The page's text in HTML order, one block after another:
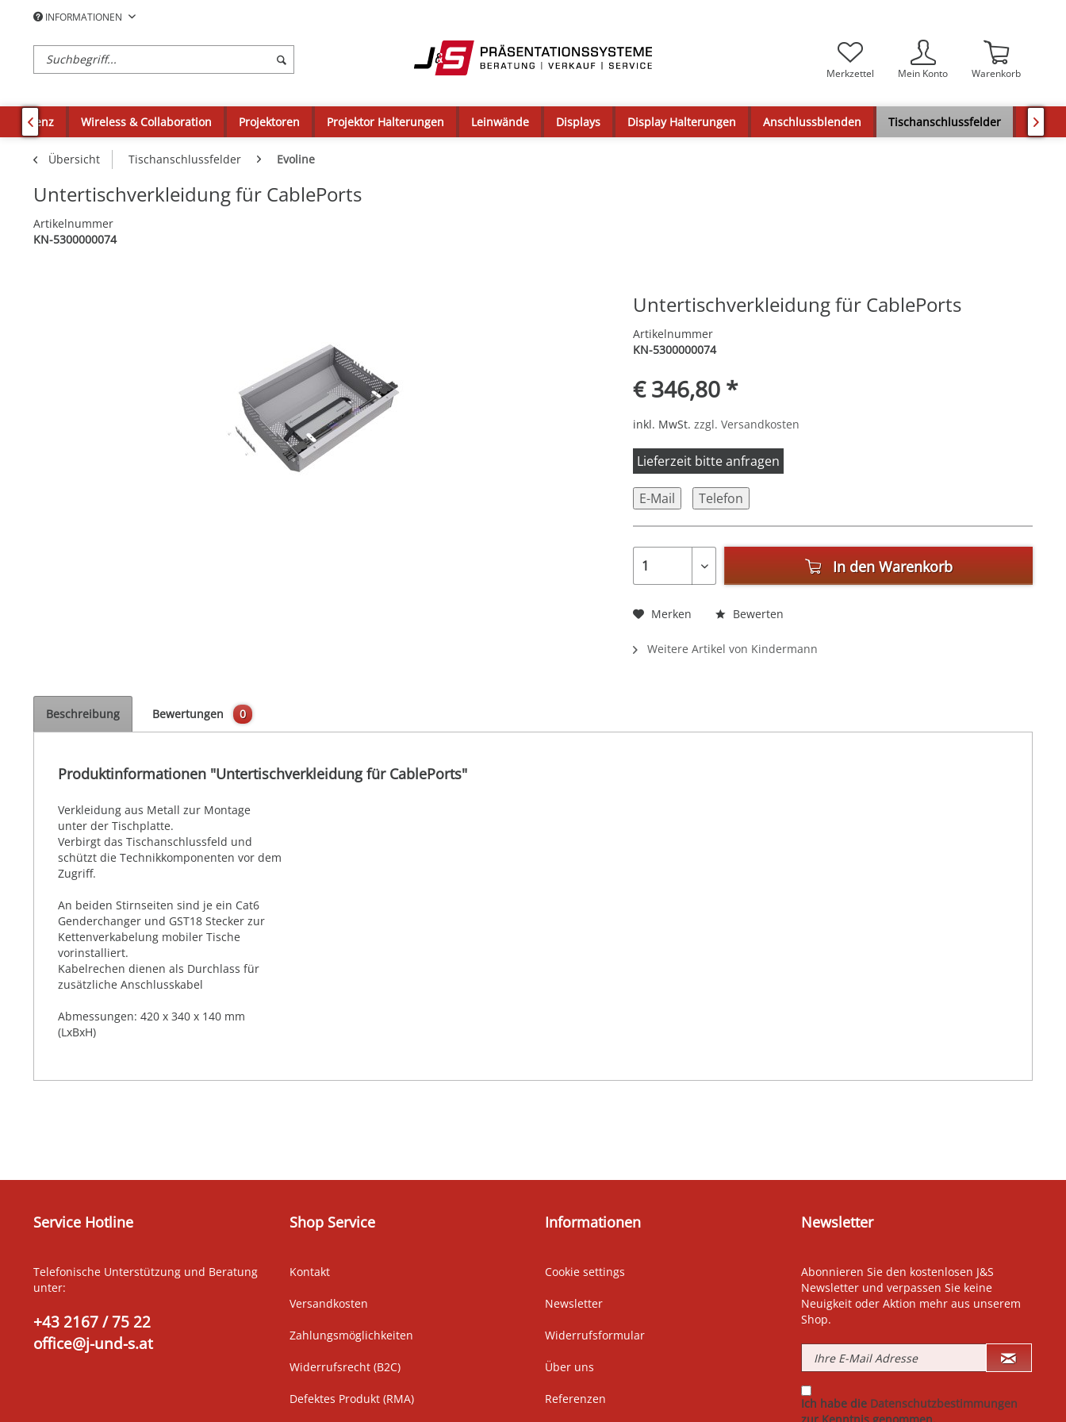
INFORMATIONEN
Merkzettel Mein Konto Warenkorb
Wireless & Collaboration Projektoren Projektor Halterungen Leinwände Displays Display Halterungen Anschlussblenden Tischanschlussfelder
 
Übersicht Tischanschlussfelder Evoline
Untertischverkleidung für CablePorts
Artikelnummer
KN-5300000074
Untertischverkleidung für CablePorts
Artikelnummer
KN-5300000074
€ 346,80 *
inkl. MwSt. zzgl. Versandkosten
Lieferzeit bitte anfragen
E-Mail Telefon
In den Warenkorb
Merken Bewerten
Weitere Artikel von Kindermann
Beschreibung Bewertungen 0
Produktinformationen "Untertischverkleidung für CablePorts"
Verkleidung aus Metall zur Montage
unter der Tischplatte.
Verbirgt das Tischanschlussfeld und
schützt die Technikkomponenten vor dem
Zugriff.
An beiden Stirnseiten sind je ein Cat6
Genderchanger und GST18 Stecker zur
Kettenverkabelung mobiler Tische
vorinstalliert.
Kabelrechen dienen als Durchlass für
zusätzliche Anschlusskabel
Abmessungen: 420 x 340 x 140 mm
(LxBxH)
Service Hotline
Telefonische Unterstützung und Beratung
unter:
+43 2167 / 75 22
office@j-und-s.at
Shop Service
Kontakt
Versandkosten
Zahlungsmöglichkeiten
Widerrufsrecht (B2C)
Defektes Produkt (RMA)
Informationen
Cookie settings
Newsletter
Widerrufsformular
Über uns
Referenzen
Newsletter
Abonnieren Sie den kostenlosen J&S
Newsletter und verpassen Sie keine
Neuigkeit oder Aktion mehr aus unserem
Shop.
Ich habe die Datenschutzbestimmungen